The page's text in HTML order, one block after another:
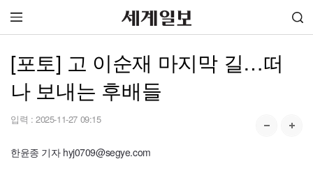
[포토] 고 이순재 마지막 길…떠
나 보내는 후배들
입력 : 2025-11-27 09:15
한윤종 기자 hyj0709@segye.com